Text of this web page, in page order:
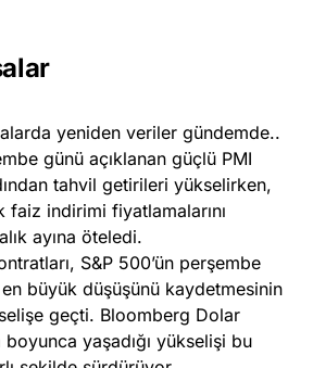
yeniden veriler gündemde..
günü açıklanan güçlü PMI
tahvil getirileri yükselirken,
faiz indirimi fiyatlamalarını
ayına öteledi.
S&P 500’ün perşembe
büyük düşüşünü kaydetmesinin
geçti. Bloomberg Dolar
yaşadığı yükselişi bu